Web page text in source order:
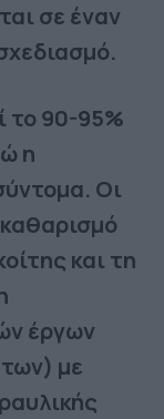
σε έναν
το 90-95%
η
Οι
και τη
έργων
με